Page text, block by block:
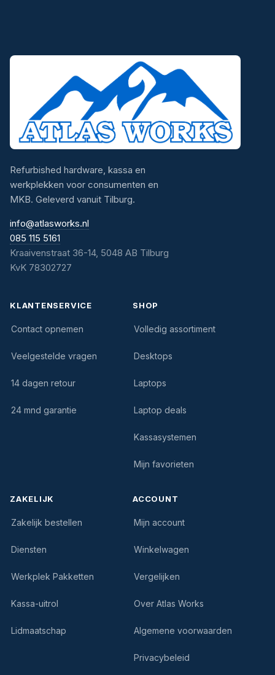
Refurbished hardware, kassa en
werkplekken voor consumenten en
MKB. Geleverd vanuit Tilburg.
info@atlasworks.nl
085 115 5161
Kraaivenstraat 36-14, 5048 AB Tilburg
KvK 78302727
KLANTENSERVICE
Contact opnemen
Veelgestelde vragen
14 dagen retour
24 mnd garantie
SHOP
Volledig assortiment
Desktops
Laptops
Laptop deals
Kassasystemen
Mijn favorieten
ZAKELIJK
Zakelijk bestellen
Diensten
Werkplek Pakketten
Kassa-uitrol
Lidmaatschap
ACCOUNT
Mijn account
Winkelwagen
Vergelijken
Over Atlas Works
Algemene voorwaarden
Privacybeleid